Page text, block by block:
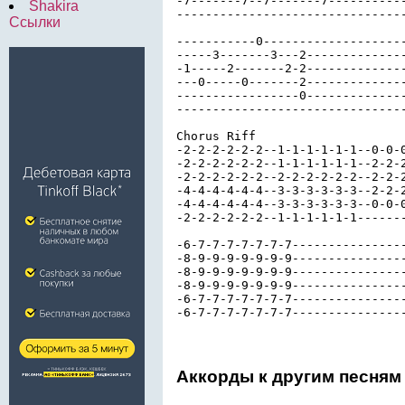
Shakira
Ссылки
-----------
-----3-------3---
-1-----2-------2-
---0-----0-------
-----------------
Chorus Riff
-2-2-2-2-2-2--1-1-1-1-1-1--0-
-2-2-2-2-2-2--1-1-1-1-1-1--2-
-2-2-2-2-2-2--2-2-2-2-2-2--2-
-4-4-4-4-4-4--3-3-3-3-3-3--2-
-4-4-4-4-4-4--3-3-3-3-3-3--0-
-2-2-2-2-2-2--1-1-1-1-1-
-6-7-7-7-7-7-7-
-8-9-9-9-9-9-9-
-8-9-9-9-9-9-9-
-8-9-9-9-9-9-9-
-6-7-7-7-7-7-7-
-6-7-7-7-7-7-7-
Аккорды к другим песням